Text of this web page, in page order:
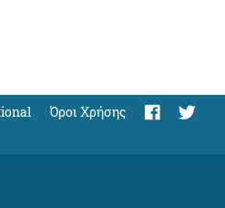
Όροι Χρήσης